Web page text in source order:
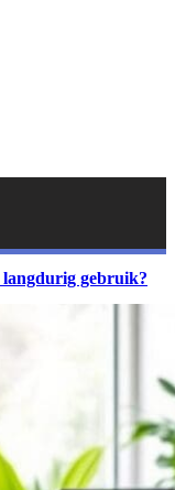
langdurig gebruik?